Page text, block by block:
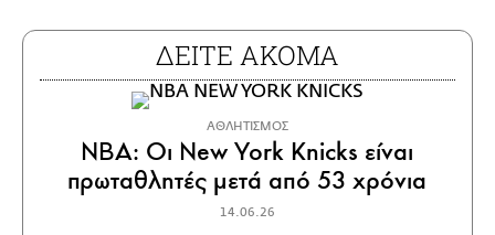
ΔΕΙΤΕ ΑΚΟΜΑ
ΑΘΛΗΤΙΣΜΟΣ
NBA: Οι New York Knicks είναι
πρωταθλητές μετά από 53 χρόνια
14.06.26